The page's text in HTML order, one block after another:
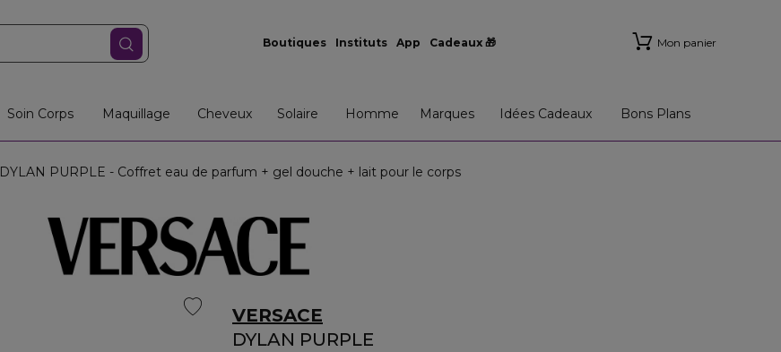
Boutiques Instituts App Cadeaux 🎁 Mon panier
Soin Corps Maquillage Cheveux Solaire Homme Marques Idées Cadeaux Bons Plans
DYLAN PURPLE - Coffret eau de parfum + gel douche + lait pour le corps
VERSACE
DYLAN PURPLE